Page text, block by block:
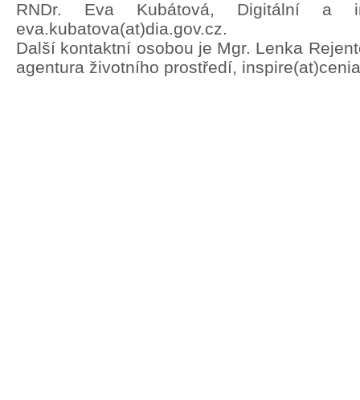
RNDr. Eva Kubátová, Digitální a
eva.kubatova(at)dia.gov.cz.
Další kontaktní osobou je Mgr. Lenka
agentura životního prostředí,